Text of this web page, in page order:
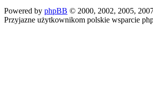
Powered by phpBB © 2000, 2002, 2005,
Przyjazne użytkownikom polskie wsparcie